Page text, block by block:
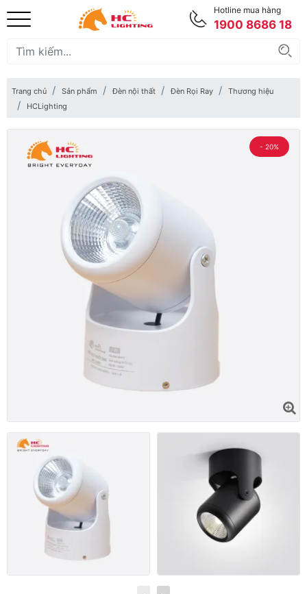
Hotline mua hàng
1900 8686 18
Trang chủ Sản phẩm Đèn nội thất Đèn Rọi Ray
Thương hiệu
HCLighting
- 20%